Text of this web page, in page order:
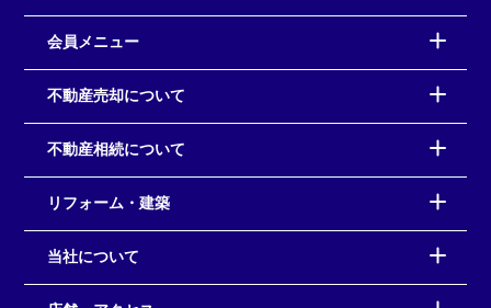
会員メニュー
不動産売却について
不動産相続について
リフォーム・建築
当社について